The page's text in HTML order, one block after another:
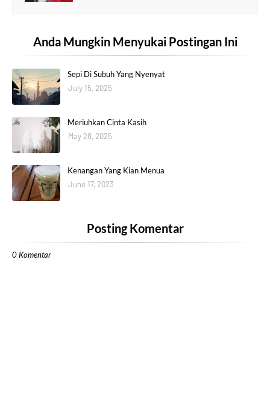
Anda Mungkin Menyukai Postingan Ini
Sepi Di Subuh Yang Nyenyat
July 15, 2025
Meriuhkan Cinta Kasih
May 28, 2025
Kenangan Yang Kian Menua
June 17, 2023
Posting Komentar
0 Komentar